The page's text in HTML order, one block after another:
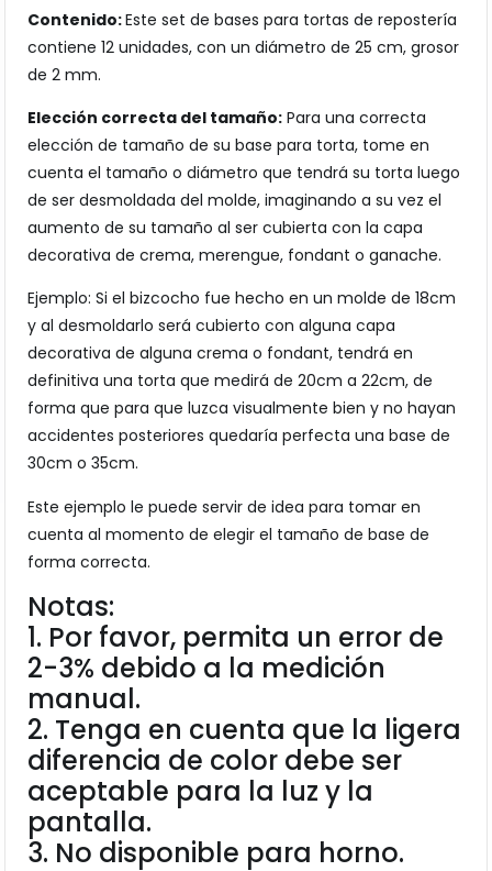
Contenido:Este set de bases para tortas de repostería
contiene 12 unidades, con un diámetro de 25 cm, grosor
de 2 mm.
Elección correcta del tamaño: Para una correcta
elección de tamaño de su base para torta, tome en
cuenta el tamaño o diámetro que tendrá su torta luego
de ser desmoldada del molde, imaginando a su vez el
aumento de su tamaño al ser cubierta con la capa
decorativa de crema, merengue, fondant o ganache.
Ejemplo: Si el bizcocho fue hecho en un molde de 18cm
y al desmoldarlo será cubierto con alguna capa
decorativa de alguna crema o fondant, tendrá en
definitiva una torta que medirá de 20cm a 22cm, de
forma que para que luzca visualmente bien y no hayan
accidentes posteriores quedaría perfecta una base de
30cm o 35cm.
Este ejemplo le puede servir de idea para tomar en
cuenta al momento de elegir el tamaño de base de
forma correcta.
Notas:
1. Por favor, permita un error de
2-3% debido a la medición
manual.
2. Tenga en cuenta que la ligera
diferencia de color debe ser
aceptable para la luz y la
pantalla.
3. No disponible para horno.